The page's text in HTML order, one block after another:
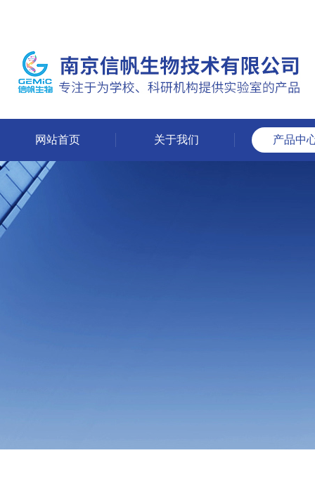
网站首页 关于我们 产品中